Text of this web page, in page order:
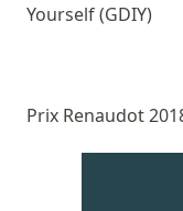
Yourself (GDIY)
Prix Renaudot